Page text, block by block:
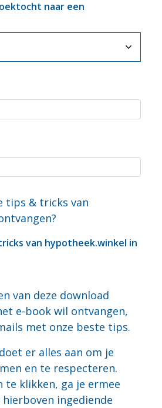
naar een
tips & tricks van
van hypotheek.winkel in
van deze download
e-book wil ontvangen,
met onze beste tips.
er alles aan om je
en te respecteren.
te klikken, ga je ermee
ingediende